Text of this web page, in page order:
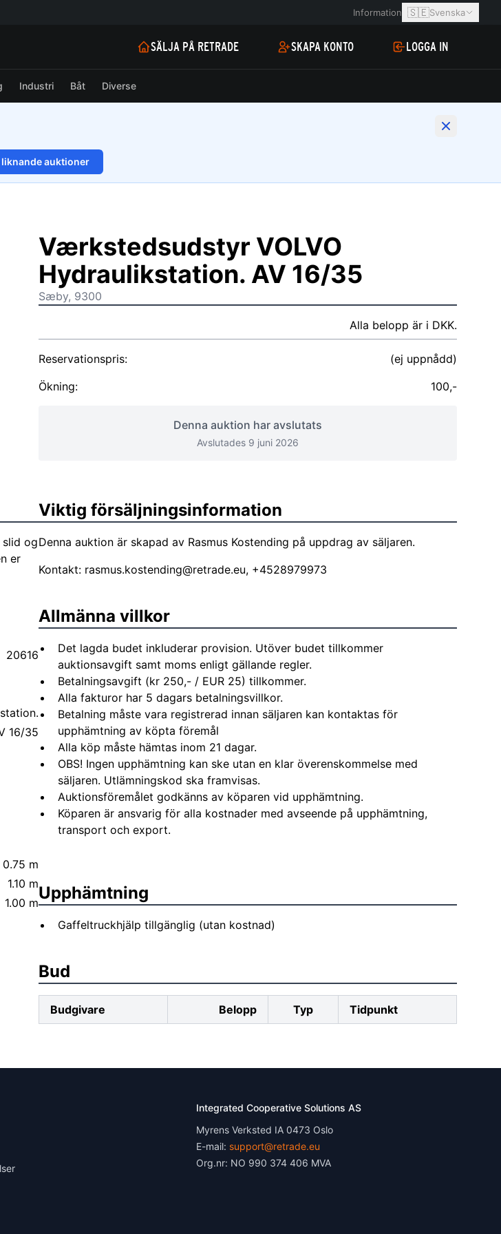
Information 🇸🇪Svenska
SÄLJA PÅ RETRADE SKAPA KONTO LOGGA IN
Industri Båt Diverse
liknande auktioner
1/12
Værkstedsudstyr VOLVO
Hydraulikstation. AV 16/35
Sæby, 9300
Alla belopp är i DKK.
Reservationspris:
(ej uppnådd)
Ökning:
100,-
Denna auktion har avslutats
Avslutades 9 juni 2026
og
er
20616
16/35
0.75 m
1.10 m
1.00 m
Viktig försäljningsinformation
Denna auktion är skapad av Rasmus Kostending på uppdrag av säljaren.
Kontakt: rasmus.kostending@retrade.eu, +4528979973
Allmänna villkor
Det lagda budet inkluderar provision. Utöver budet tillkommer
auktionsavgift samt moms enligt gällande regler.
Betalningsavgift (kr 250,- / EUR 25) tillkommer.
Alla fakturor har 5 dagars betalningsvillkor.
Betalning måste vara registrerad innan säljaren kan kontaktas för
upphämtning av köpta föremål
Alla köp måste hämtas inom 21 dagar.
OBS! Ingen upphämtning kan ske utan en klar överenskommelse med
säljaren. Utlämningskod ska framvisas.
Auktionsföremålet godkänns av köparen vid upphämtning.
Köparen är ansvarig för alla kostnader med avseende på upphämtning,
transport och export.
Upphämtning
Gaffeltruckhjälp tillgänglig (utan kostnad)
Bud
Budgivare Belopp Typ Tidpunkt
Integrated Cooperative Solutions AS
Myrens Verksted IA 0473 Oslo
E-mail: support@retrade.eu
Org.nr: NO 990 374 406 MVA